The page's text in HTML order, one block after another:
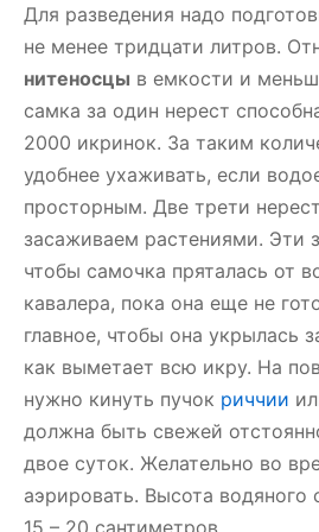
Для разведения надо
не менее тридцати литров.
нитеносцы в емкости и
самка за один нерест
2000 икринок. За таким
удобнее ухаживать, если
просторным. Две трети
засаживаем растениями. Эти
чтобы самочка пряталась от
кавалера, пока она еще не
главное, чтобы она укрылась
как выметает всю икру. На
нужно кинуть пучок риччии
должна быть свежей
двое суток. Желательно во
аэрировать. Высота водяного
15 – 20 сантиметров.